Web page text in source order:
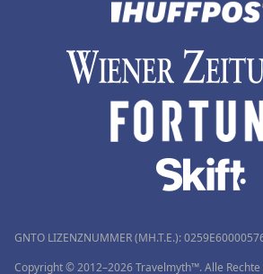
GNTO LIZENZNUMMER (MH.T.E.):
Copyright © 2012–2026 Travelmyth™. Alle